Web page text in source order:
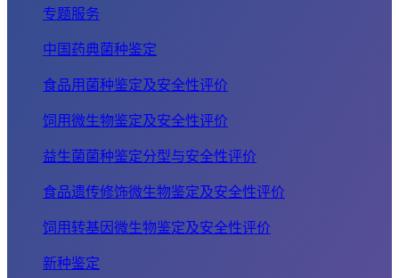
专题服务
中国药典菌种鉴定
食品用菌种鉴定及安全性评价
饲用微生物鉴定及安全性评价
益生菌菌种鉴定分型与安全性评价
食品遗传修饰微生物鉴定及安全性评价
饲用转基因微生物鉴定及安全性评价
新种鉴定